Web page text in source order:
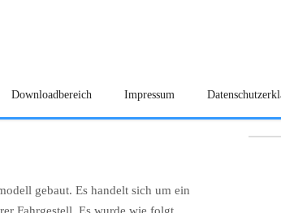
Downloadbereich Impressum
gebaut. Es handelt sich um ein